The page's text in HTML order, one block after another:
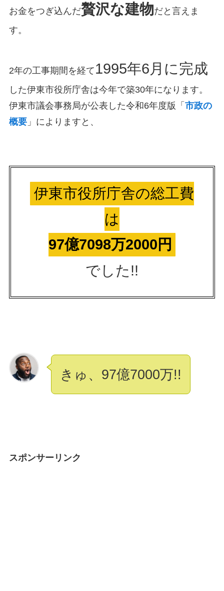
お金をつぎ込んだ贅沢な建物だと言えま
す。
2年の工事期間を経て 1995年6月に完成
した伊東市役所庁舎は今年で築30年になります。
伊東市議会事務局が公表した令和6年度版「 市政の
概要」によりますと、
伊東市役所庁舎の総工費
は
97億7098万2000円
でした!!
きゅ、97億7000万!!
スポンサーリンク